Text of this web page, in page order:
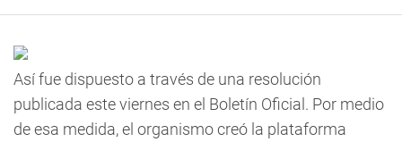
Así fue dispuesto a través de una resolución
publicada este viernes en el Boletín Oficial. Por medio
de esa medida, el organismo creó la plataforma